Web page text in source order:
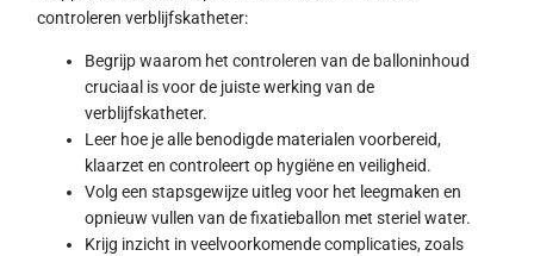
controleren verblijfskatheter:
Begrijp waarom het controleren van de balloninhoud
cruciaal is voor de juiste werking van de
verblijfskatheter.
Leer hoe je alle benodigde materialen voorbereid,
klaarzet en controleert op hygiëne en veiligheid.
Volg een stapsgewijze uitleg voor het leegmaken en
opnieuw vullen van de fixatieballon met steriel water.
Krijg inzicht in veelvoorkomende complicaties, zoals